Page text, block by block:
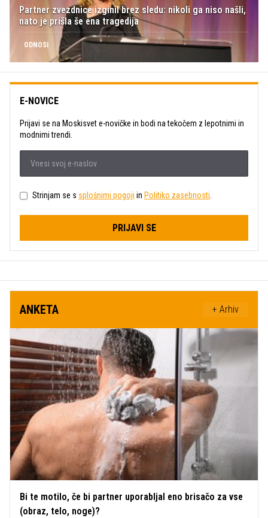
Partner zvezdnice izginil brez sledu: nikoli ga niso našli,
nato je prišla še ena tragedija
ODNOSI
E-NOVICE
Prijavi se na Moskisvet e-novičke in bodi na tekočem z lepotnimi in
modnimi trendi.
Strinjam se s splošnimi pogoji in Politiko zasebnosti.
PRIJAVI SE
ANKETA + Arhiv
Bi te motilo, če bi partner uporabljal eno brisačo za vse
(obraz, telo, noge)?